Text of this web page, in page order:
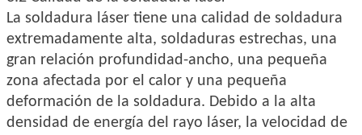
La soldadura láser tiene una calidad de soldadura
extremadamente alta, soldaduras estrechas, una
gran relación profundidad-ancho, una pequeña
zona afectada por el calor y una pequeña
deformación de la soldadura. Debido a la alta
densidad de energía del rayo láser, la velocidad de